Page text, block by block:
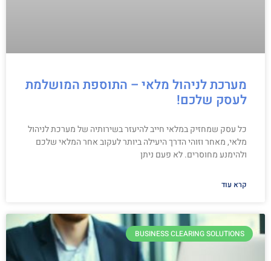
מערכת לניהול מלאי – התוספת המושלמת
לעסק שלכם!
כל עסק שמחזיק במלאי חייב להיעזר בשירותיה של מערכת לניהול
מלאי, מאחר וזוהי הדרך היעילה ביותר לעקוב אחר המלאי שלכם
ולהימנע מחוסרים. לא פעם ניתן
קרא עוד
BUSINESS CLEARING SOLUTIONS